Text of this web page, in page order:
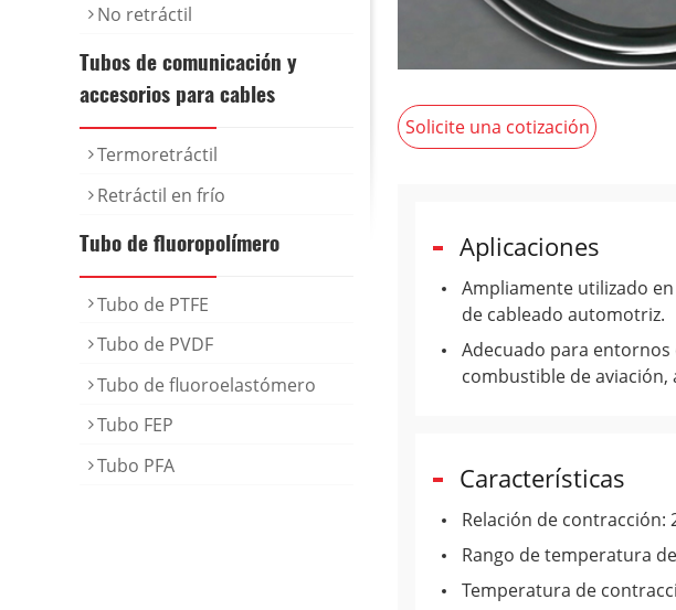
Solicite una cotización
Aplicaciones
Ampliamente utilizado
de cableado automotriz.
Adecuado para
combustible de
Características
Relación de contracción:
Rango de temperatura
Temperatura de
No retráctil
Tubos de comunicación y
accesorios para cables
Termoretráctil
Retráctil en frío
Tubo de fluoropolímero
Tubo de PTFE
Tubo de PVDF
Tubo de fluoroelastómero
Tubo FEP
Tubo PFA